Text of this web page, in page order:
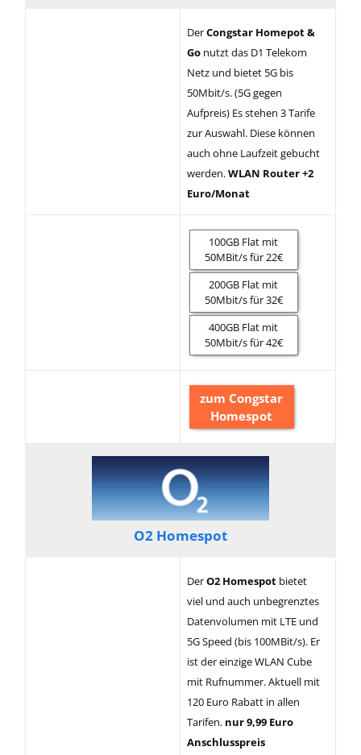
DerCongstar Homepot &
Gonutzt das D1 Telekom
Netz und bietet 5G bis
50Mbit/s. (5G gegen
Aufpreis) Es stehen 3 Tarife
zur Auswahl. Diese können
auch ohne Laufzeit gebucht
werden.WLAN Router +2
Euro/Monat
100GB Flat mit
50MBit/s für 22€
200GB Flat mit
50Mbit/s für 32€
400GB Flat mit
50Mbit/s für 42€
zum Congstar
Homespot
O2 Homespot
DerO2 Homespotbietet
viel und auch unbegrenztes
Datenvolumen mit LTE und
5G Speed (bis 100MBit/s). Er
ist der einzige WLAN Cube
mit Rufnummer. Aktuell mit
120 Euro Rabatt in allen
Tarifen. nur 9,99 Euro
Anschlusspreis